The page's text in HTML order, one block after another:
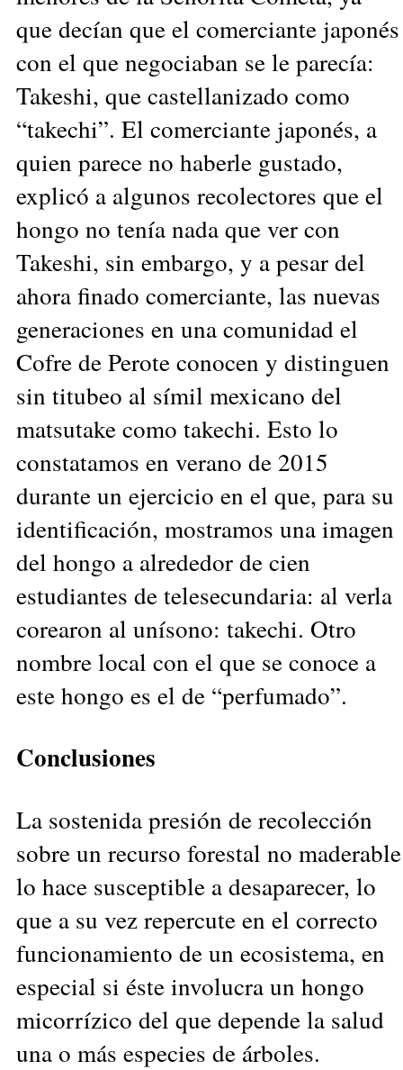
que decían que el comerciante japonés
con el que negociaban se le parecía:
Takeshi, que castellanizado como
“takechi”. El comerciante japonés, a
quien parece no haberle gustado,
explicó a algunos recolectores que el
hongo no tenía nada que ver con
Takeshi, sin embargo, y a pesar del
ahora finado comerciante, las nuevas
generaciones en una comunidad el
Cofre de Perote conocen y distinguen
sin titubeo al símil mexicano del
matsutake como takechi. Esto lo
constatamos en verano de 2015
durante un ejercicio en el que, para su
identificación, mostramos una imagen
del hongo a alrededor de cien
estudiantes de telesecundaria: al verla
corearon al unísono: takechi. Otro
nombre local con el que se conoce a
este hongo es el de “perfumado”.
Conclusiones
La sostenida presión de recolección
sobre un recurso forestal no maderable
lo hace susceptible a desaparecer, lo
que a su vez repercute en el correcto
funcionamiento de un ecosistema, en
especial si éste involucra un hongo
micorrízico del que depende la salud
una o más especies de árboles.